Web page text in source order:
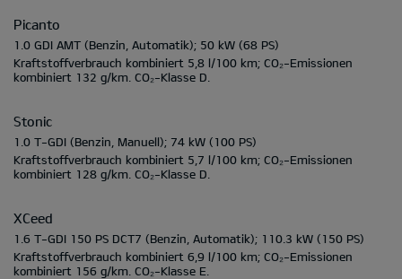
Picanto
1.0 GDI AMT (Benzin, Automatik); 50 kW (68 PS)
Kraftstoffverbrauch kombiniert 5,8 l/100 km; CO₂-Emissionen
kombiniert 132 g/km. CO₂-Klasse D.
Stonic
1.0 T-GDI (Benzin, Manuell); 74 kW (100 PS)
Kraftstoffverbrauch kombiniert 5,7 l/100 km; CO₂-Emissionen
kombiniert 128 g/km. CO₂-Klasse D.
XCeed
1.6 T-GDI 150 PS DCT7 (Benzin, Automatik); 110.3 kW (150 PS)
Kraftstoffverbrauch kombiniert 6,9 l/100 km; CO₂-Emissionen
kombiniert 156 g/km. CO₂-Klasse E.